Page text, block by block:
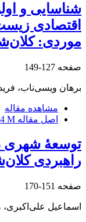
شناسایی و
اقتصادی
موردی:
صفحه 127-149
برهان ویسی‌‌ناب،
مشاهده مقاله
اصل مقاله M
توسعۀ شهری
راهبردی
صفحه 151-170
اسماعیل علی‌اکبری،